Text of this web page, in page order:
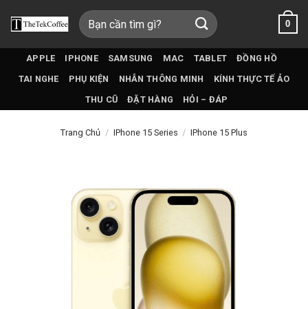
qua
Tìm
kiếm:
0
APPLE IPHONE SAMSUNG MAC TABLET
ĐỒNG HỒ
TAI NGHE
PHỤ KIỆN NHẪN THÔNG MINH
KÍNH THỰC TẾ ẢO
THU CŨ
ĐẶT HÀNG HỎI – ĐÁP
Trang Chủ / IPhone 15 Series / IPhone 15 Plus